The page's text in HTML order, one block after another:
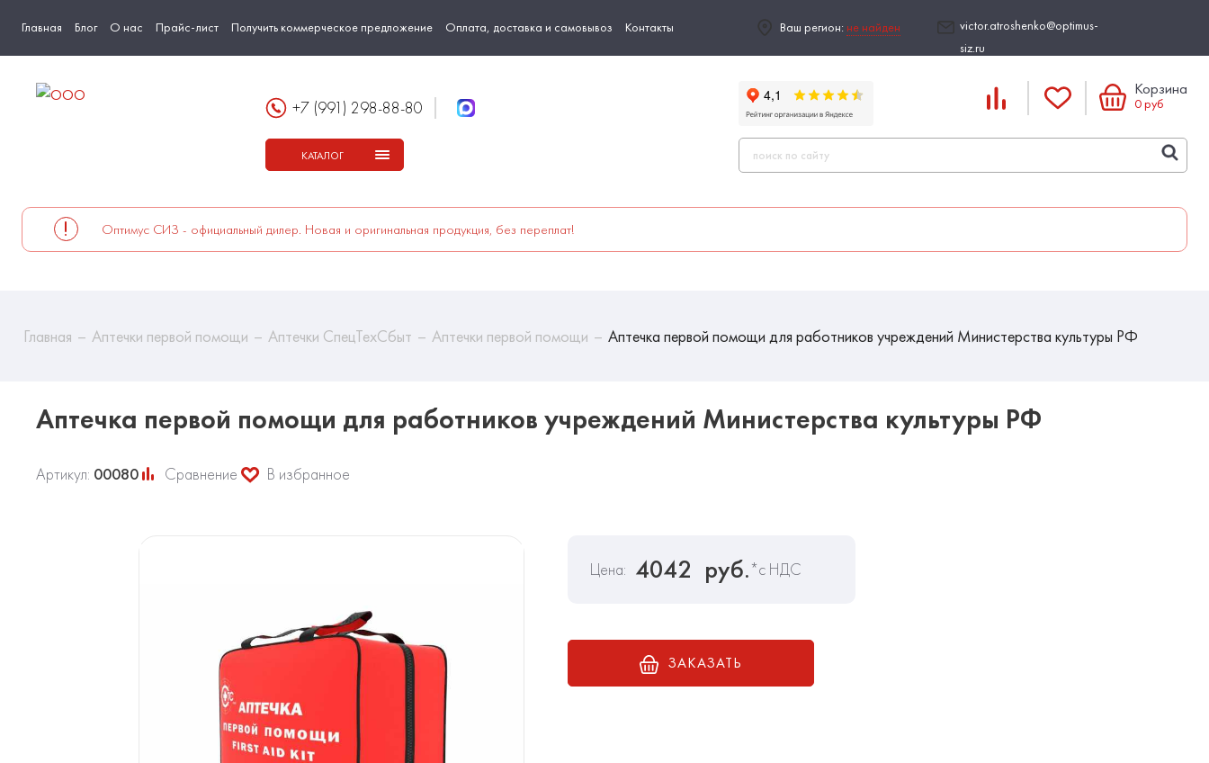
Главная Блог О нас Прайс-лист Получить коммерческое предложение Оплата, доставка и самовывоз Контакты Ваш регион: не найден
victor.atroshenko@optimus-
siz.ru
+7 (991) 298-88-80
КАТАЛОГ
Корзина
0руб
Оптимус СИЗ - официальный дилер. Новая и оригинальная продукция, без переплат!
Главная Аптечки первой помощи Аптечки СпецТехСбыт Аптечки первой помощи Аптечка первой помощи для работников учреждений Министерства культуры РФ
Аптечка первой помощи для работников учреждений Министерства культуры РФ
Артикул: 00080 Сравнение В избранное
Цена: 4042 руб.*с НДС
ЗАКАЗАТЬ